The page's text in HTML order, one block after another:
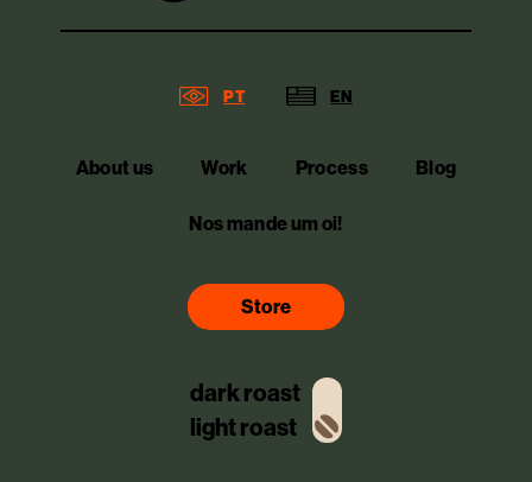
PT EN
About us Work Process Blog
Nos mande um oi!
Store
dark roast
light roast